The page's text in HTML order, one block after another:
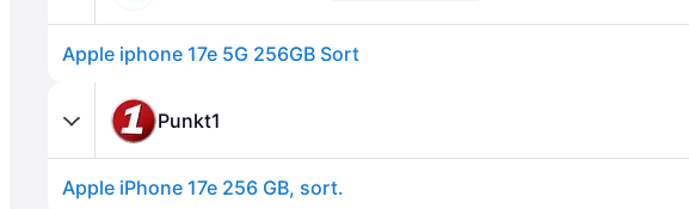
Apple iphone 17e 5G 256GB Sort
Punkt1
Apple iPhone 17e 256 GB, sort.